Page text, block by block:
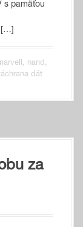
s pamäťou
, nand,
dát
za